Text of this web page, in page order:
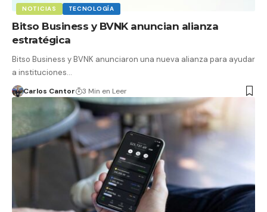
NOTICIAS TECNOLOGÍA
Bitso Business y BVNK anuncian alianza
estratégica
Bitso Business y BVNK anunciaron una nueva alianza para ayudar
a instituciones…
Carlos Cantor 3 Min en Leer